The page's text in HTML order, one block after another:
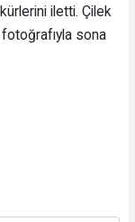
iletti. Çilek
fotoğrafıyla sona